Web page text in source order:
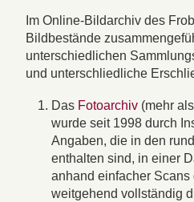
Im Online-Bildarchiv des
Bildbestände
unterschiedlichen
und unterschliedliche
Das Fotoarchiv (mehr
wurde seit 1998 durch
Angaben, die in den
enthalten sind, in einer
anhand einfacher
weitgehend vollständig